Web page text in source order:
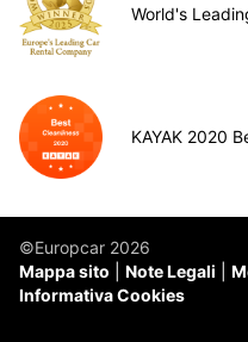
World's
KAYAK 2020
©Europcar 2026
Mappa sito
Note Legali
Informativa Cookies